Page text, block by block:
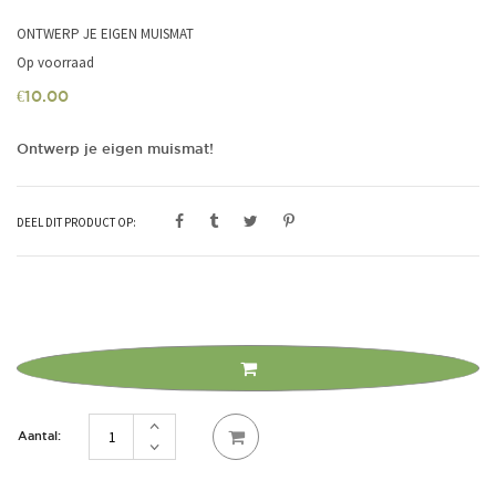
ONTWERP JE EIGEN MUISMAT
Op voorraad
€10.00
Ontwerp je eigen muismat!
DEEL DIT PRODUCT OP:
eigen